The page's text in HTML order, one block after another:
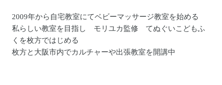
2009年から自宅教室にてベビーマッサージ教室を始める
私らしい教室を目指し モリユカ監修 てぬぐいこどもふ
くを枚方ではじめる
枚方と大阪市内でカルチャーや出張教室を開講中